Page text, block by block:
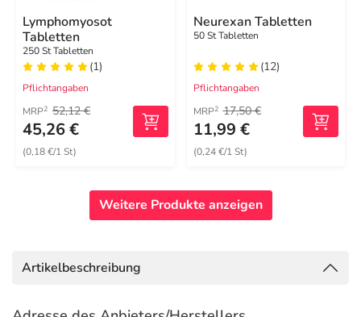
Lymphomyosot
Tabletten
250 St Tabletten
(1)
Pflichtangaben
MRP2 52,12 €
45,26 €
(0,18 €/1 St)
Neurexan Tabletten
50 St Tabletten
(12)
Pflichtangaben
MRP2 17,50 €
11,99 €
(0,24 €/1 St)
Weitere Produkte anzeigen
Artikelbeschreibung